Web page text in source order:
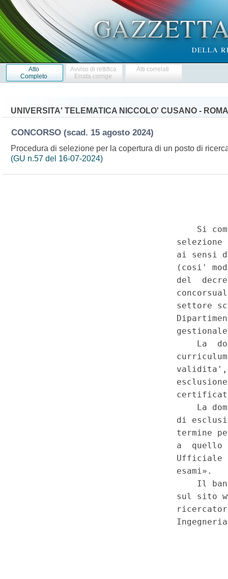
Atto
Completo
Avviso di rettifica
Errata corrige
Atti correlati
UNIVERSITA' TELEMATICA NICCOLO' CUSANO - ROMA
CONCORSO (scad. 15 agosto 2024)
Procedura di selezione per la copertura di un posto di
(GU n.57 del 16-07-2024)